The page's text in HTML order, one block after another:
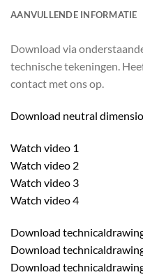
AANVULLENDE INFORMATIE
Download via
technische tekeningen.
contact met ons op.
Download neutral
Watch video 1
Watch video 2
Watch video 3
Watch video 4
Download
Download
Download